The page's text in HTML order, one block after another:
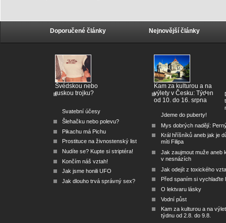
Doporučené články
Švédskou nebo
ruskou trojku?
Svatební účesy
Šlehačku nebo polevu?
Pikachu má Pichu
Prostituce na živnostenský list
Nudíte se? Kupte si striptéra!
Končím náš vztah!
Jak jsme honili UFO
Jak dlouho trvá správný sex?
Nejnovější články
Kam za kulturou a na
výlety v Česku: Týden
od 10. do 16. srpna
Jdeme do puberty!
Mys dobrých nadějí:
Král hříšníků aneb jak je
míti Filipa
Jak zaujmout muže aneb
v nesnázích
Jak odejít z toxického
Před spaním si vychlaďte
O lektvaru lásky
Vodní půst
Kam za kulturou a na
týdnu od 2.8. do 9.8.